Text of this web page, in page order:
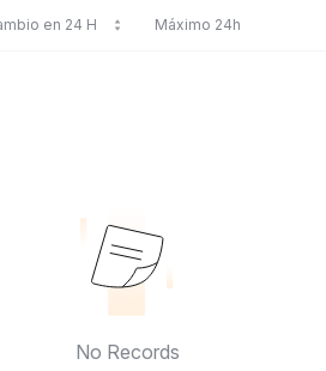
en 24 H Máximo 24h
No Records